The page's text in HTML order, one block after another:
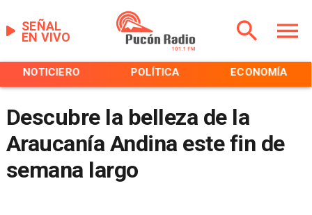
EN VIVO
SEÑAL
NOTICIERO POLÍTICA ECONOMÍA
Descubre la belleza de la
Araucanía Andina este fin de
semana largo